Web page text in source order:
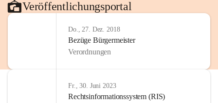
Veröffentlichungsportal
Do., 27. Dez. 2018
Bezüge Bürgermeister
Verordnungen
Fr., 30. Juni 2023
Rechtsinformationssystem (RIS)